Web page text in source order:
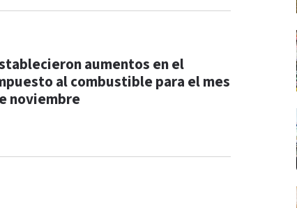
aumentos en el
al combustible para el mes
noviembre